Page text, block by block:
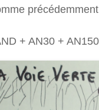
+ AN30 +